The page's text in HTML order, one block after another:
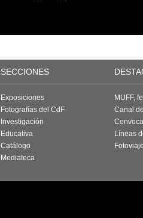
SECCIONES
Exposiciones
Fotografías del CdF
Investigación
Educativa
Catálogo
Mediateca
MUFF,
Canal
Líneas